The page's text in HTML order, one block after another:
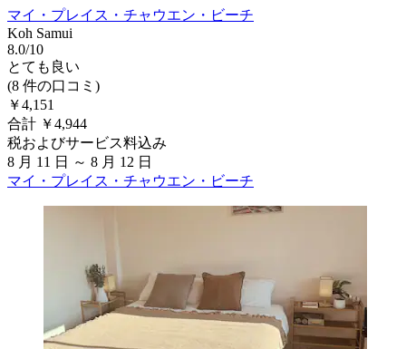
マイ・プレイス・チャウエン・ビーチ
Koh Samui
8.0/10
とても良い
(8 件の口コミ)
￥4,151
合計 ￥4,944
税およびサービス料込み
8 月 11 日 ～ 8 月 12 日
マイ・プレイス・チャウエン・ビーチ